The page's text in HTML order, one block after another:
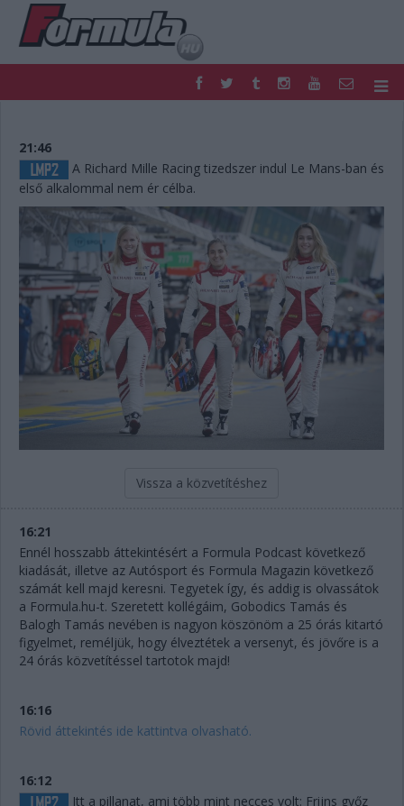
FORMULA
NEMZETKÖZI
HAZAI
RETRO
PODCAST
SHOP
TIPPJÁTÉK
DIGITÁLIS MAGAZIN
PONTÁLLÁSOK
VERSENYNAPTÁRAK
21:46
A Richard Mille Racing tizedszer indul Le Mans-ban és
első alkalommal nem ér célba.
Vissza a közvetítéshez
16:21
Ennél hosszabb áttekintésért a Formula Podcast következő
kiadását, illetve az Autósport és Formula Magazin következő
számát kell majd keresni. Tegyetek így, és addig is olvassátok
a Formula.hu-t. Szeretett kollégáim, Gobodics Tamás és
Balogh Tamás nevében is nagyon köszönöm a 25 órás kitartó
figyelmet, reméljük, hogy élveztétek a versenyt, és jövőre is a
24 órás közvetítéssel tartotok majd!
16:16
Rövid áttekintés ide kattintva olvasható.
16:12
Itt a pillanat, ami több mint necces volt: Frijns győz